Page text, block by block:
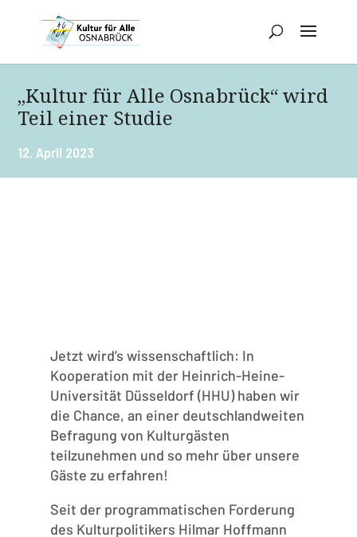
„Kultur für Alle Osnabrück“ wird
Teil einer Studie
12. April 2023
Jetzt wird’s wissenschaftlich: In
Kooperation mit der Heinrich-Heine-
Universität Düsseldorf (HHU) haben wir
die Chance, an einer deutschlandweiten
Befragung von Kulturgästen
teilzunehmen und so mehr über unsere
Gäste zu erfahren!
Seit der programmatischen Forderung
des Kulturpolitikers Hilmar Hoffmann